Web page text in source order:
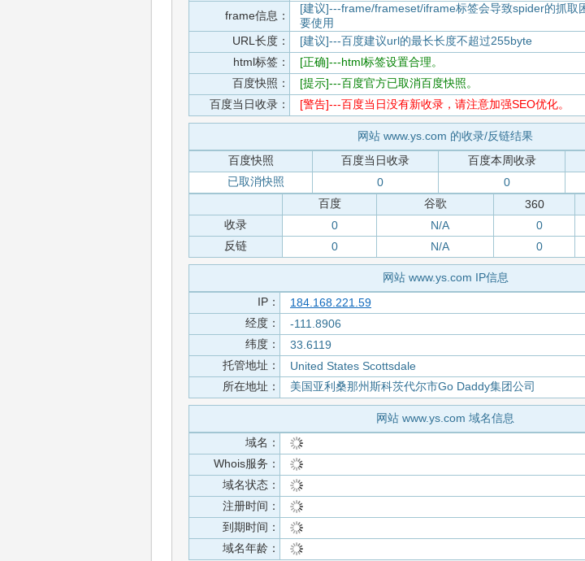
frame信息：
[建议]---frame/frameset/iframe标签会导致spider的抓取
要使用
URL长度：
[建议]---百度建议url的最长长度不超过255byte
html标签：
[正确]---html标签设置合理。
百度快照：
[提示]---百度官方已取消百度快照。
百度当日收录：
[警告]---百度当日没有新收录，请注意加强SEO优化。
网站 www.ys.com 的收录/反链结果
百度快照
百度当日收录 百度本周收录
已取消快照
0 0
百度
谷歌 360
收录
0 N/A 0
反链
0 N/A 0
网站 www.ys.com IP信息
IP：
184.168.221.59
经度：
-111.8906
纬度：
33.6119
托管地址：
United States Scottsdale
所在地址：
美国亚利桑那州斯科茨代尔市Go Daddy集团公司
网站 www.ys.com 域名信息
域名：
Whois服务：
域名状态：
注册时间：
到期时间：
域名年龄：